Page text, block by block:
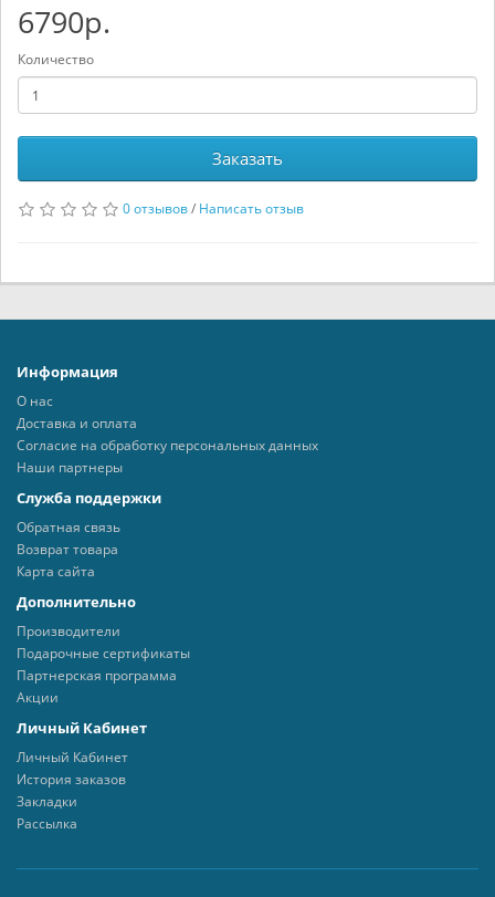
6790р.
Количество
Заказать
0 отзывов/ Написать отзыв
Информация
О нас
Доставка и оплата
Согласие на обработку персональных данных
Наши партнеры
Служба поддержки
Обратная связь
Возврат товара
Карта сайта
Дополнительно
Производители
Подарочные сертификаты
Партнерская программа
Акции
Личный Кабинет
Личный Кабинет
История заказов
Закладки
Рассылка